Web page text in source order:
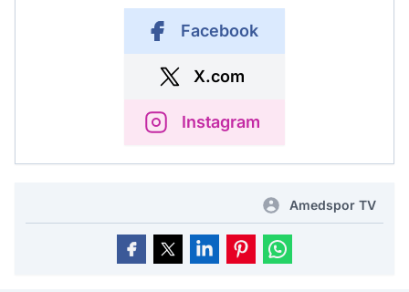
Facebook
X.com
Instagram
Amedspor TV